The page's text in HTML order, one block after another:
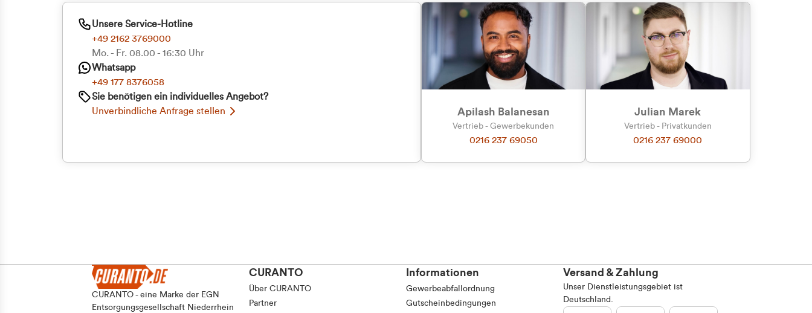
Unsere Service-Hotline
+49 2162 3769000
Mo. - Fr. 08.00 - 16:30 Uhr
Whatsapp
+49 177 8376058
Sie benötigen ein individuelles Angebot?
Unverbindliche Anfrage stellen
Apilash Balanesan
Vertrieb - Gewerbekunden
0216 237 69050
Julian Marek
Vertrieb - Privatkunden
0216 237 69000
CURANTO - eine Marke der EGN
Entsorgungsgesellschaft Niederrhein
CURANTO
Über CURANTO
Partner
Informationen
Gewerbeabfallordnung
Gutscheinbedingungen
Versand & Zahlung
Unser Dienstleistungsgebiet ist
Deutschland.